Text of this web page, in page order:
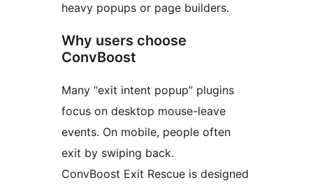
heavy popups or page builders.
Why users choose
ConvBoost
Many “exit intent popup” plugins
focus on desktop mouse-leave
events. On mobile, people often
exit by swiping back.
ConvBoost Exit Rescue is designed